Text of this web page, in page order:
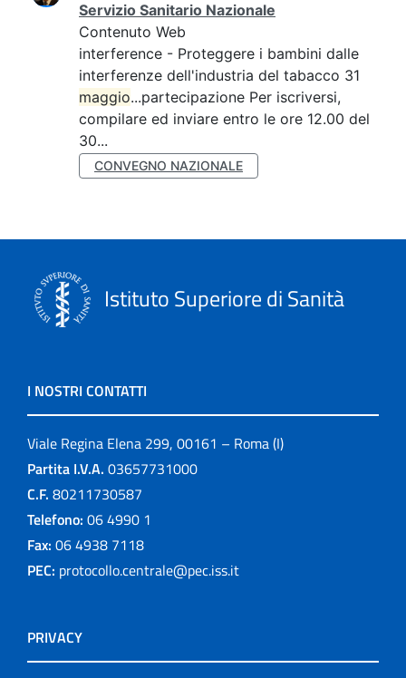
Servizio Sanitario Nazionale
Contenuto Web
interference - Proteggere i bambini dalle
interferenze dell'industria del tabacco 31
maggio...partecipazione Per iscriversi,
compilare ed inviare entro le ore 12.00 del
30...
CONVEGNO NAZIONALE
Istituto Superiore di Sanità
I NOSTRI CONTATTI
Viale Regina Elena 299, 00161 – Roma (I)
Partita I.V.A. 03657731000
C.F. 80211730587
Telefono: 06 4990 1
Fax: 06 4938 7118
PEC: protocollo.centrale@pec.iss.it
PRIVACY